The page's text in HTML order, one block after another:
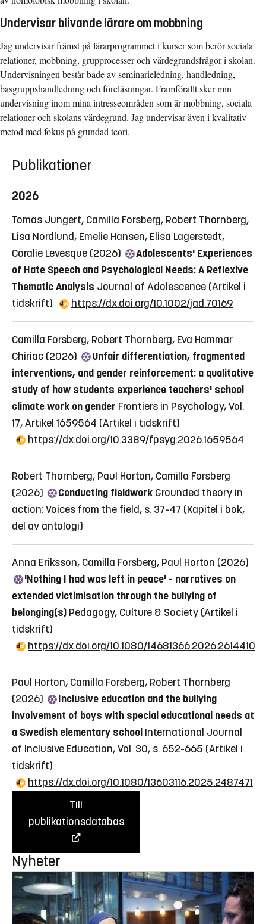
Undervisar blivande lärare om mobbning
Jag undervisar främst på lärarprogrammet i kurser som berör sociala
relationer, mobbning, grupprocesser och värdegrundsfrågor i skolan.
Undervisningen består både av seminarieledning, handledning,
basgruppshandledning och föreläsningar. Framförallt sker min
undervisning inom mina intresseområden som är mobbning, sociala
relationer och skolans värdegrund. Jag undervisar även i kvalitativ
metod med fokus på grundad teori.
Publikationer
2026
Tomas Jungert, Camilla Forsberg, Robert Thornberg,
Lisa Nordlund, Emelie Hansen, Elisa Lagerstedt,
Coralie Levesque (2026)
Adolescents' Experiences
of Hate Speech and Psychological Needs: A Reflexive
Thematic Analysis Journal of Adolescence (Artikel i
tidskrift)
https://dx.doi.org/10.1002/jad.70169
Camilla Forsberg, Robert Thornberg, Eva Hammar
Chiriac (2026)
Unfair differentiation, fragmented
interventions, and gender reinforcement: a qualitative
study of how students experience teachers' school
climate work on gender Frontiers in Psychology, Vol.
17, Artikel 1659564 (Artikel i tidskrift)
https://dx.doi.org/10.3389/fpsyg.2026.1659564
Robert Thornberg, Paul Horton, Camilla Forsberg
(2026)
Conducting fieldwork Grounded theory in
action: Voices from the field, s. 37-47 (Kapitel i bok,
del av antologi)
Anna Eriksson, Camilla Forsberg, Paul Horton (2026)
'Nothing I had was left in peace' - narratives on
extended victimisation through the bullying of
belonging(s) Pedagogy, Culture & Society (Artikel i
tidskrift)
https://dx.doi.org/10.1080/14681366.2026.2614410
Paul Horton, Camilla Forsberg, Robert Thornberg
(2026)
Inclusive education and the bullying
involvement of boys with special educational needs at
a Swedish elementary school International Journal
of Inclusive Education, Vol. 30, s. 652-665 (Artikel i
tidskrift)
https://dx.doi.org/10.1080/13603116.2025.2487471
Till
publikationsdatabas
Nyheter